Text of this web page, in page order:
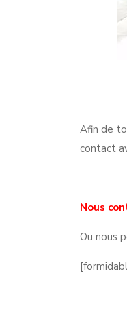
Afin de
contact
Nous
Ou nous